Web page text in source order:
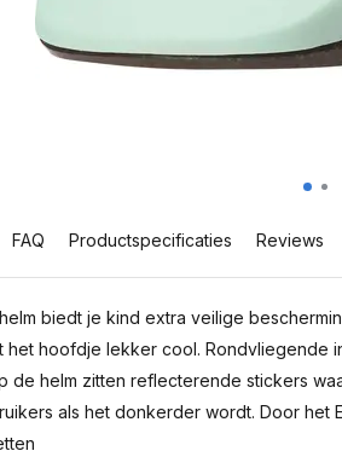
FAQ Productspecificaties Reviews
biedt je kind extra veilige
het hoofdje lekker cool. Rondvliegende
de helm zitten reflecterende stickers
als het donkerder wordt. Door het